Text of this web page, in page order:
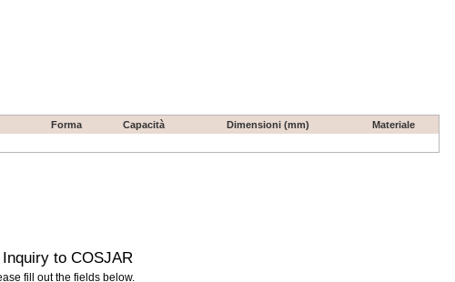
Forma Capacità Dimensioni (mm)
Materiale